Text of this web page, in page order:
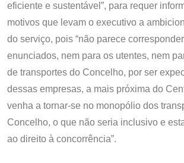
eficiente e sustentável”, para requer
motivos que levam o executivo a
do serviço, pois “não parece
enunciados, nem para os utentes, nem
de transportes do Concelho, por ser
dessas empresas, a mais próxima do
venha a tornar-se no monopólio dos
Concelho, o que não seria inclusivo e
ao direito à concorrência”.